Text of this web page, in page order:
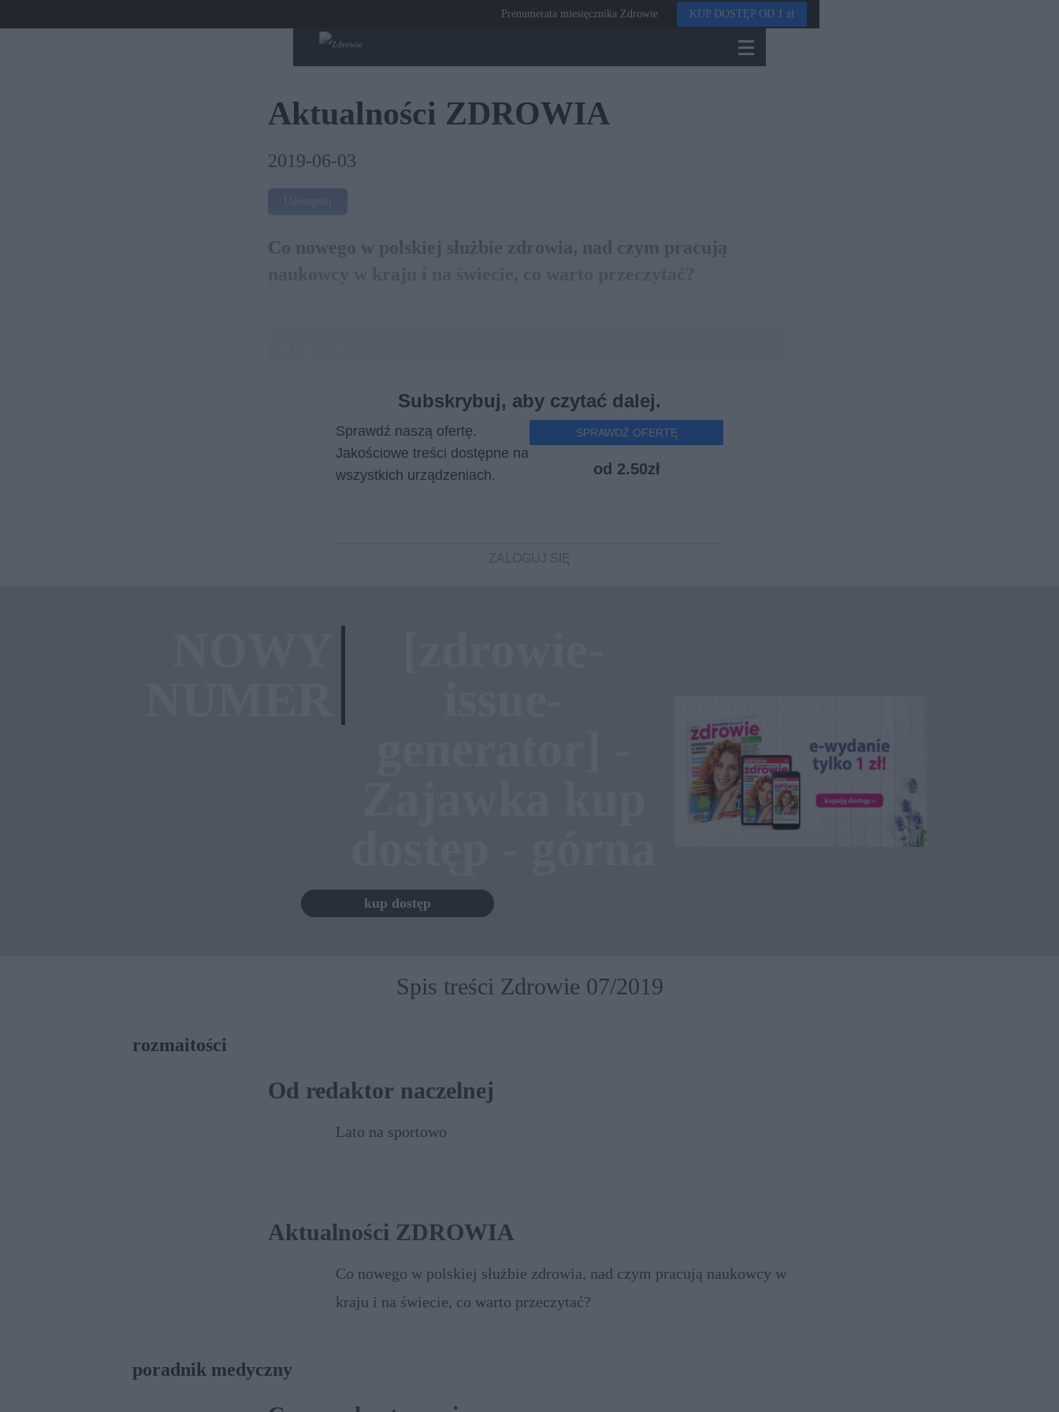
Prenumerata miesięcznika Zdrowie KUP DOSTĘP OD 1 zł
Aktualności ZDROWIA
2019-06-03
Udostępnij
Co nowego w polskiej służbie zdrowia, nad czym pracują
Subskrybuj, aby czytać dalej.
Sprawdź naszą ofertę.
Jakościowe treści dostępne na
wszystkich urządzeniach.
SPRAWDŹ OFERTĘ
od 2.50zł
ZALOGUJ SIĘ
kup dostęp
Spis treści Zdrowie 07/2019
rozmaitości
Od redaktor naczelnej
Lato na sportowo
Aktualności ZDROWIA
Co nowego w polskiej służbie zdrowia, nad czym pracują naukowcy w
kraju i na świecie, co warto przeczytać?
poradnik medyczny